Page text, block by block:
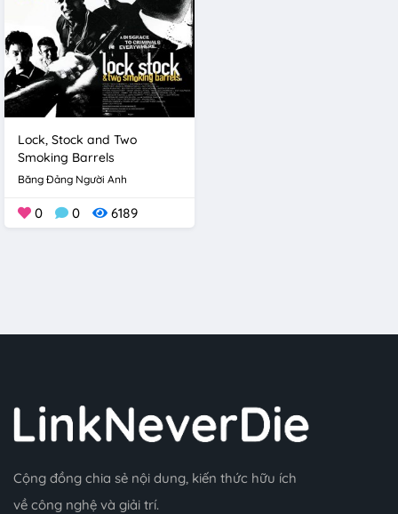
Lock, Stock and Two
Smoking Barrels
Băng Đảng Người Anh
0 0 6189
Cộng đồng chia sẻ nội dung, kiến thức hữu ích
về công nghệ và giải trí.